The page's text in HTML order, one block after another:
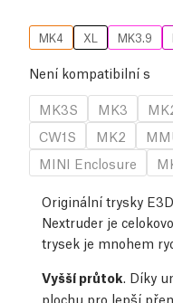
MK4 XL MK3.9
Není kompatibilní s
MK3S
MK3
CW1S
MK2
MINI Enclosure
Originální trysky
Nextruder je
trysek je mnohem
Vyšší průtok. Díky
plochu pro lepší